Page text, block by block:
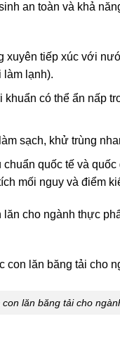
an toàn và khả
tiếp xúc với
làm lạnh).
có thể ẩn nấp
sạch, khử trùng
quốc tế và
mối nguy và điểm
cho ngành thực
con lăn băng tải cho